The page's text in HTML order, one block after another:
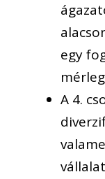
egy
A 4.